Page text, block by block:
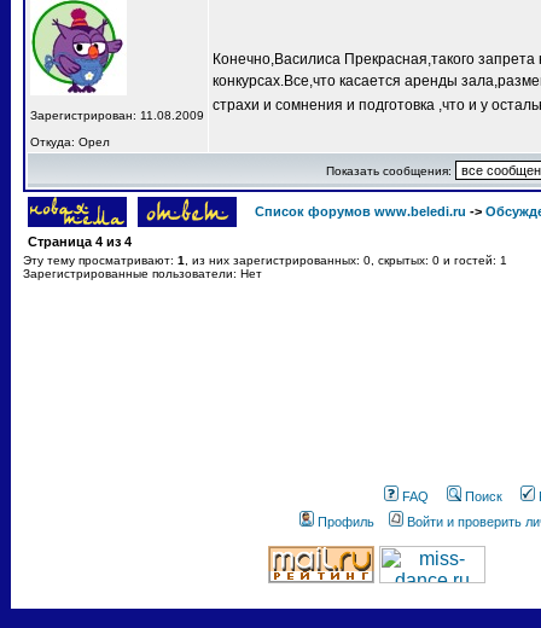
Зарегистрирован: 11.08.2009
Откуда: Орел
Конечно,Василиса Прекрасная,такого
конкурсах.Все,что касается аренды
страхи и сомнения и подготовка ,что и у
Показать сообщения:
Список форумов www.beledi.ru ->
Страница 4 из 4
Эту тему просматривают: 1
, из них зарегистрированных: 0, скрытых: 0 и гостей: 1
Зарегистрированные пользователи: Нет
FAQ Поиск
Профиль
Войти и проверить